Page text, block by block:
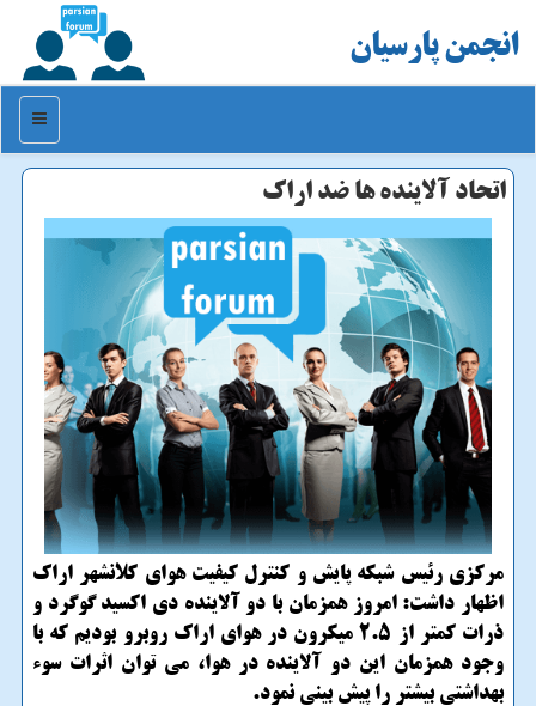
انجمن پارسیان
منو
اتحاد آلاینده ها ضد اراك
مرکزی رئیس شبکه پایش و کنترل کیفیت هوای کلانشهر اراک
اظهار داشت: امروز همزمان با دو آلاینده دی اکسید گوگرد و
ذرات کمتر از ۲.۵ میکرون در هوای اراک روبرو بودیم که با
وجود همزمان این دو آلاینده در هوا، می توان اثرات سوء
بهداشتی بیشتر را پیش بینی نمود.